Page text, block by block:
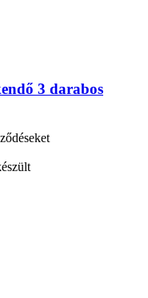
3 darabos